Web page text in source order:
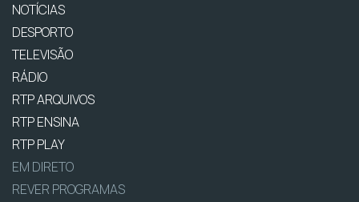
NOTÍCIAS
DESPORTO
TELEVISÃO
RÁDIO
RTP ARQUIVOS
RTP ENSINA
RTP PLAY
EM DIRETO
REVER PROGRAMAS